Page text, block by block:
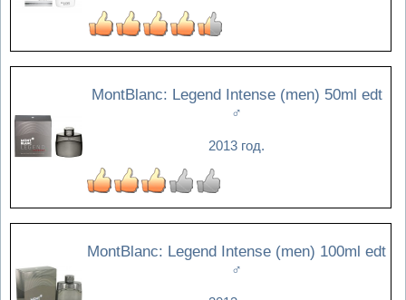
MontBlanc: Legend Intense (men) 50ml edt
♂
2013 год.
MontBlanc: Legend Intense (men) 100ml edt
♂